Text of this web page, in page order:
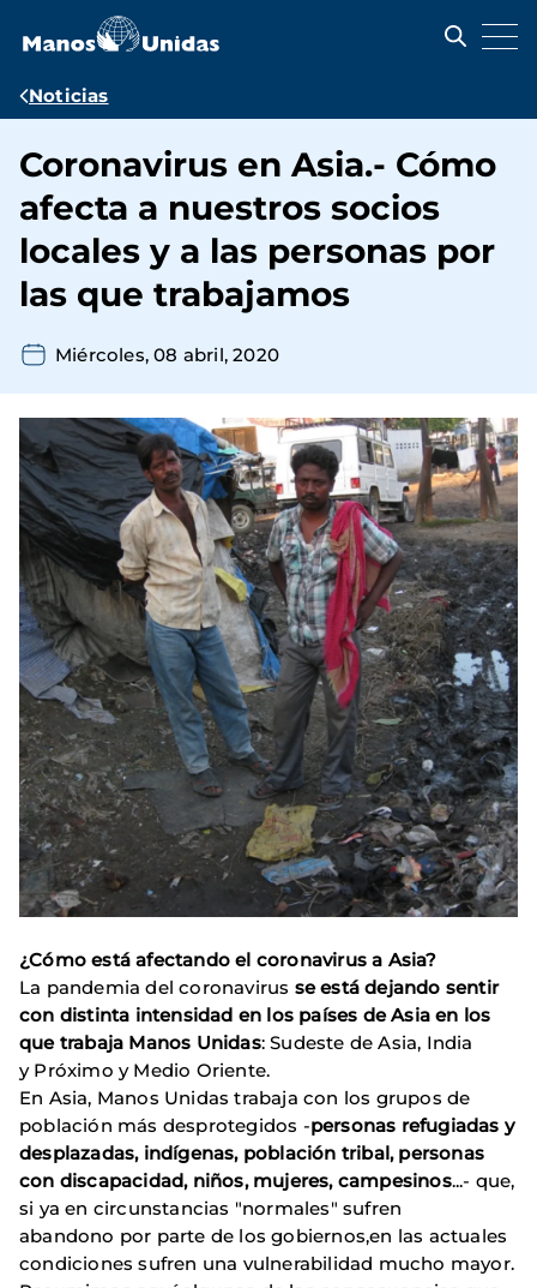
contenido
Ruta
navegación
Noticias
Coronavirus en Asia.- Cómo
afecta a nuestros socios
locales y a las personas por
las que trabajamos
Miércoles, 08 abril, 2020
¿Cómo está afectando el coronavirus a Asia?
La pandemia del coronavirus se está dejando sentir
con distinta intensidad en los países de Asia en los
que trabaja Manos Unidas: Sudeste de Asia, India
y Próximo y Medio Oriente.
En Asia, Manos Unidas trabaja con los grupos de
población más desprotegidos -personas refugiadas y
desplazadas, indígenas, población tribal, personas
con discapacidad, niños, mujeres, campesinos...- que,
si ya en circunstancias "normales" sufren
abandono por parte de los gobiernos,en las actuales
condiciones sufren una vulnerabilidad mucho mayor.